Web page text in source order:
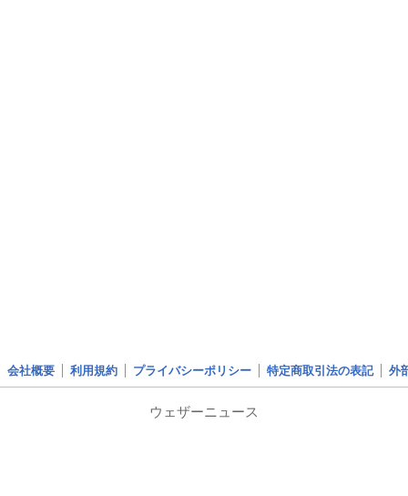
会社概要 利用規約 プライバシーポリシー 特定商取引法の表記 外
ウェザーニュース